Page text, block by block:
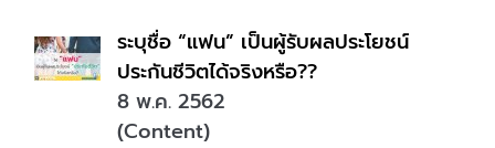
ระบุชื่อ “แฟน” เป็นผู้รับผลประโยชน์
ประกันชีวิตได้จริงหรือ??
8 พ.ค. 2562
(Content)